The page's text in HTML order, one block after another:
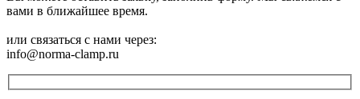
вами в ближайшее время.
или связаться с нами через:
info@norma-clamp.ru